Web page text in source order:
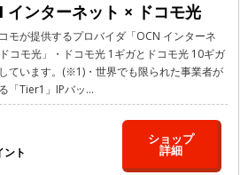
インターネット × ドコモ光
モが提供するプロバイダ「OCN インターネ
コモ光」・ドコモ光 1ギガとドコモ光 10ギガ
ています。(※1)・世界でも限られた事業者が
「Tier1」IPバッ...
ント
ショップ
詳細